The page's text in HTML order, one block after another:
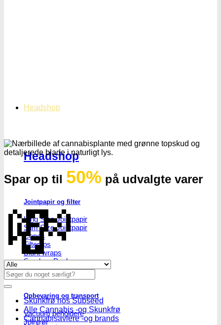
Headshop
Headshop
Jointpapir og filter
King Size Jointpapir
Slim Size Jointpapir
Cones
Filtertips
Blunt wraps
SmokersPack
Smokers Choice
Opbevaring og transport
Vacuum beholdere
Jointrør
Spar op til 50% på udvalgte varer
💸
Se alle tilbud her
Søg
efter:
Skunkfrø hos Subseed
Alle Cannabis -og Skunkfrø
Cannabisavlere -og brands